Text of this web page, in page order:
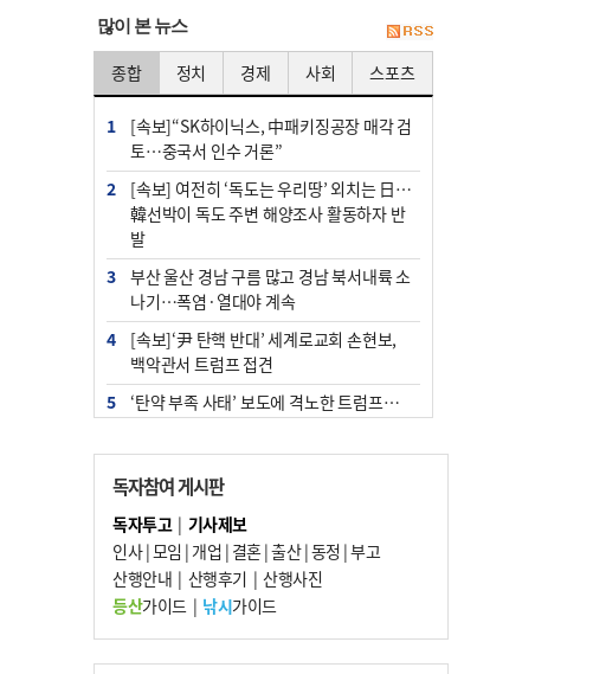
많이 본 뉴스
종합 정치 경제 사회 스포츠
1
[속보]“SK하이닉스, 中패키징공장 매각 검
토…중국서 인수 거론”
2
[속보] 여전히 ‘독도는 우리땅’ 외치는 日…
韓선박이 독도 주변 해양조사 활동하자 반
발
3
부산 울산 경남 구름 많고 경남 북서내륙 소
나기…폭염·열대야 계속
4
[속보]‘尹 탄핵 반대’ 세계로교회 손현보,
백악관서 트럼프 접견
5
‘탄약 부족 사태’ 보도에 격노한 트럼프…
전주보다 3원 ↓
7
노후 상수도관 파열에 폭염 속 사상구 2300
여 가구 6시간 단수
8
[속보] ‘심판 성접대’ 논란 축구협회 공식 사
과…“현재는 부적절 행위 없어”
독자참여 게시판
독자투고| 기사제보
인사|모임 | 개업 | 결혼|출산|동정 |부고
산행안내 | 산행후기 | 산행사진
등산가이드| 낚시가이드